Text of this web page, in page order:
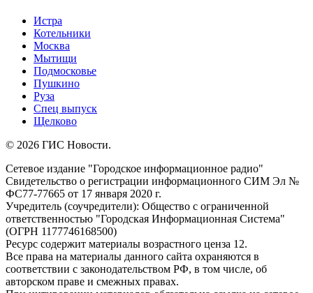
Истра
Котельники
Москва
Мытищи
Подмосковье
Пушкино
Руза
Спец выпуск
Щелково
© 2026 ГИС Новости.
Сетевое издание "Городское информационное радио"
Свидетельство о регистрации информационного СИМ Эл №
ФС77-77665 от 17 января 2020 г.
Учредитель (соучредители): Общество с ограниченной
ответственностью "Городская Информационная Система"
(ОГРН 1177746168500)
Ресурс содержит материалы возрастного ценза 12.
Все права на материалы данного сайта охраняются в
соответствии с законодательством РФ, в том числе, об
авторском праве и смежных правах.